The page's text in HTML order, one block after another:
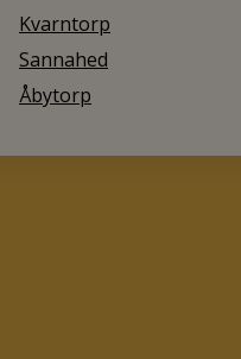
Kvarntorp
Sannahed
Åbytorp